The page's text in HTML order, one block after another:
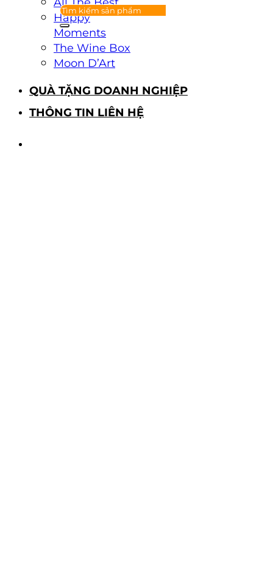
Happy
Moments
The Wine Box
Moon D’Art
QUÀ TẶNG DOANH NGHIỆP
THÔNG TIN LIÊN HỆ